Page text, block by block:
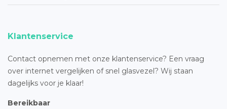
Klantenservice
Contact opnemen met onze klantenservice? Een vraag
over internet vergelijken of snel glasvezel? Wij staan
dagelijks voor je klaar!
Bereikbaar